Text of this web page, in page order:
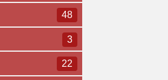
48
3
22